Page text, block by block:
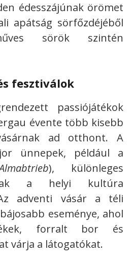
édesszájúnak örömet
apátság sörfőzdéjéből
sörök szintén
fesztiválok
passiójátékok
évente több kisebb
ad otthont. A
ünnepek, például a
), különleges
a helyi kultúra
adventi vásár a téli
eseménye, ahol
forralt bor és
várja a látogatókat.